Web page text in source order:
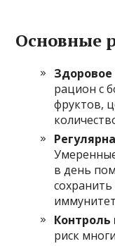
Основные
рацион с
фруктов,
в день
Контроль
риск